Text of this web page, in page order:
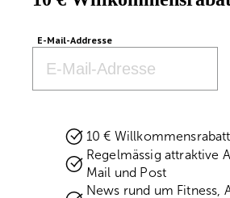
E-Mail-Addresse
10 € Willkommensrabatt
Regelmässig attraktive
Mail und Post
News rund um Fitness,